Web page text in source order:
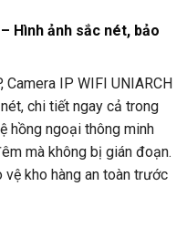
Hình ảnh sắc nét, bảo
IP WIFI UNIARCH
chi tiết ngay cả trong
hồng ngoại thông minh
mà không bị gián đoạn.
kho hàng an toàn trước